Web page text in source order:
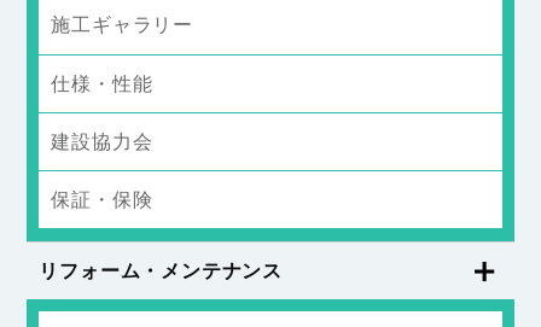
施工ギャラリー
仕様・性能
建設協力会
保証・保険
リフォーム・メンテナンス